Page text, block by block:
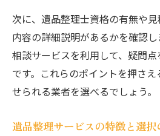
次に、遺品整理士資格の有無や
内容の詳細説明があるかを確認
相談サービスを利用して、疑問
です。これらのポイントを押さ
せられる業者を選べるでしょう。
遺品整理サービスの特徴と選択